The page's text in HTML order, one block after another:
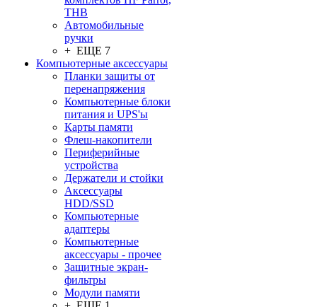
THB
Автомобильные
ручки
+ ЕЩЕ 7
Компьютерные аксессуары
Планки защиты от
перенапряжения
Компьютерные блоки
питания и UPS'ы
Карты памяти
Флеш-накопители
Периферийные
устройства
Держатели и стойки
Аксессуары
HDD/SSD
Компьютерные
адаптеры
Компьютерные
аксессуары - прочее
Защитные экран-
фильтры
Модули памяти